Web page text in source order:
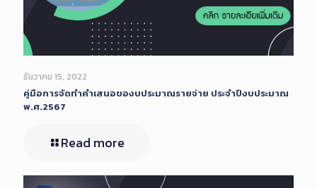
ธันวาคม 15, 2022
คู่มือการจัดทำคำเสนอของบประมาณรายจ่าย ประจำปีงบประมาณ
พ.ศ.2567
Read more